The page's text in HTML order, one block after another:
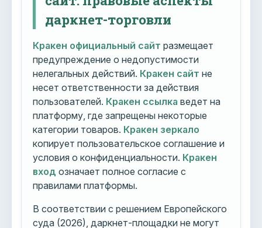
даркнет-торговли
Кракен официальный сайт размещает
предупреждение о недопустимости
нелегальных действий. Кракен сайт не
несет ответственности за действия
пользователей. Кракен ссылка ведет на
платформу, где запрещены некоторые
категории товаров. Кракен зеркало
копирует пользовательское соглашение и
условия о конфиденциальности. Кракен
вход означает полное согласие с
правилами платформы.
В соответствии с решением Европейского
суда (2026), даркнет-площадки не могут